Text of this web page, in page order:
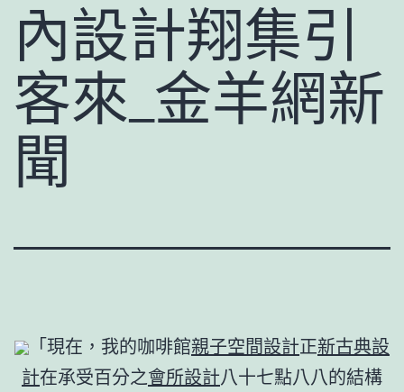
內設計翔集引
客來_金羊網新
聞
「現在，我的咖啡館親子空間設計正新古典設
計在承受百分之會所設計八十七點八八的結構